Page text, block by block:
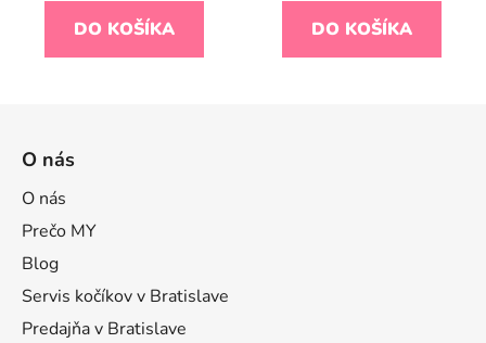
DO KOŠÍKA DO KOŠÍKA
O nás
O nás
Prečo MY
Blog
Servis kočíkov v Bratislave
Predajňa v Bratislave